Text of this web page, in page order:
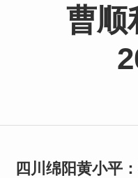
曹顺
四川绵阳黄小平